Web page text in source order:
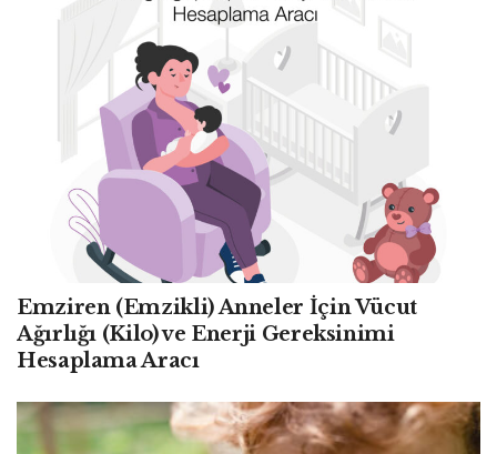
Emziren (Emzikli) Anneler İçin Vücut
Ağırlığı (Kilo) ve Enerji Gereksinimi
Hesaplama Aracı